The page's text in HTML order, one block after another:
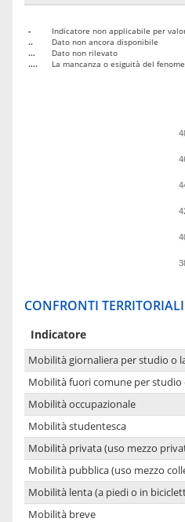
-
Indicatore non applicabile per
..
Dato non ancora disponibile
...
Dato non rilevato
....
La mancanza o esiguità del
CONFRONTI
Indicatore
Mobilità giornaliera per studio o
Mobilità fuori comune per studio
Mobilità occupazionale
Mobilità studentesca
Mobilità privata (uso mezzo
Mobilità pubblica (uso mezzo
Mobilità lenta (a piedi o in
Mobilità breve